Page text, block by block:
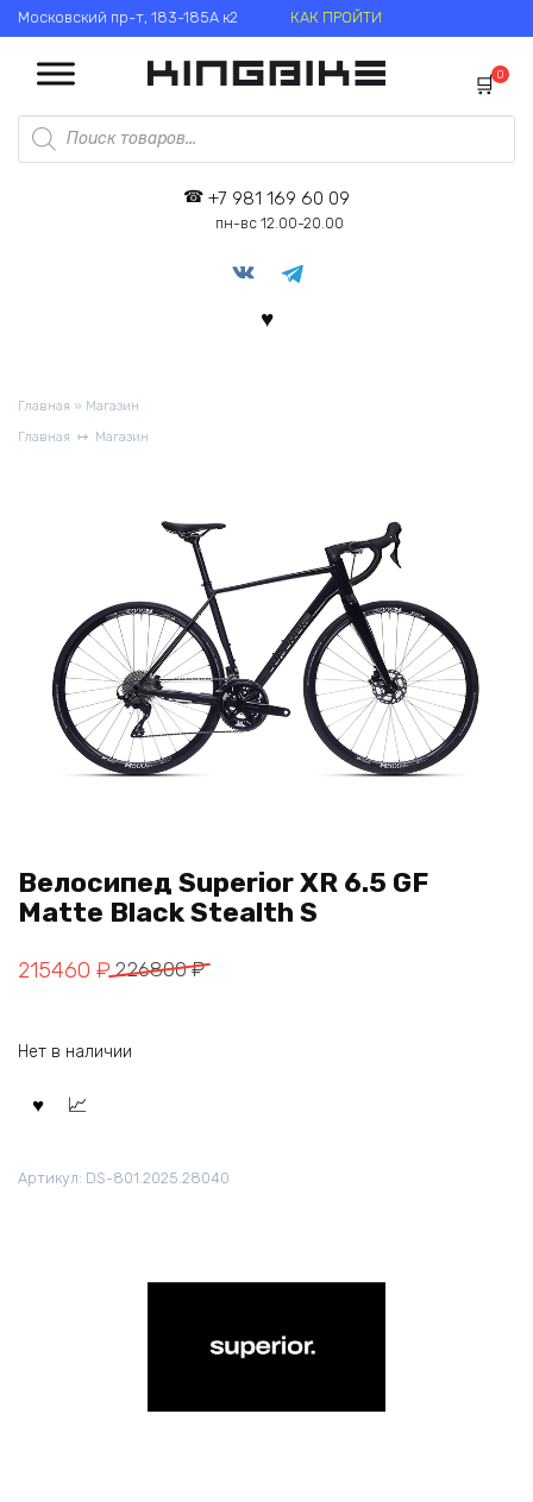
Перейти
к
содержанию
Московский пр-т, 183-185А к2 КАК ПРОЙТИ
Поиск
товаров
0
+7 981 169 60 09
пн-вс 12.00-20.00
Главная » Магазин
Главная
Магазин
Велосипед Superior XR 6.5 GF
Matte Black Stealth S
226800₽
Первоначальная
226800 ₽.
215460 ₽
Текущая
Нет в наличии
Артикул: DS-801.2025.28040